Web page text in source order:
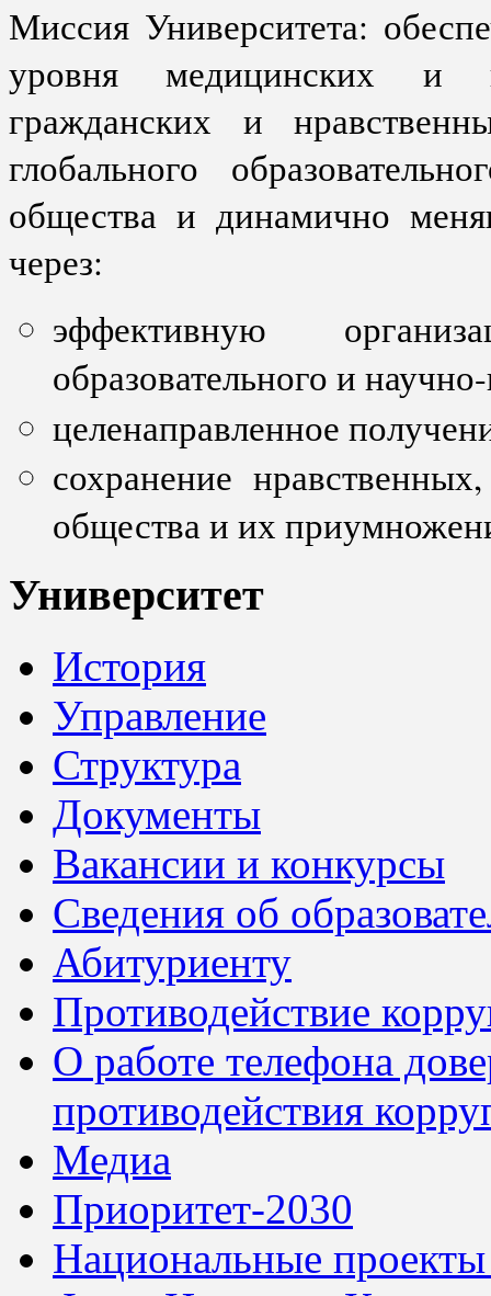
Миссия Университета:
уровня медицинских и
гражданских и
глобального
общества и динамично
через:
эффективную
образовательного и
целенаправленное
сохранение
общества и их
Университет
История
Управление
Структура
Документы
Вакансии и конкурсы
Сведения об
Абитуриенту
Противодействие
О работе телефона
противодействия
Медиа
Приоритет-2030
Национальные